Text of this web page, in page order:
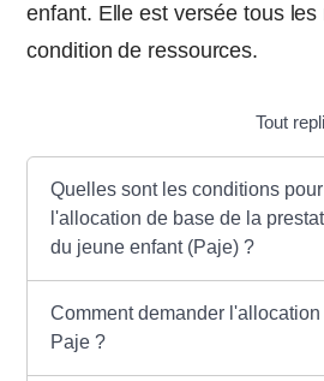
enfant. Elle est versée tous les
condition de ressources.
Tout
Quelles sont les conditions
l'allocation de base de la
du jeune enfant (Paje) ?
Comment demander
Paje ?